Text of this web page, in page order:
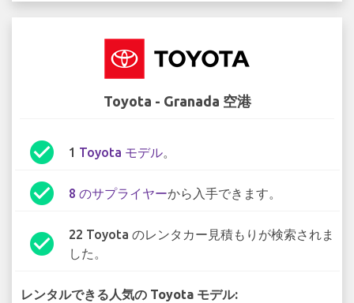
Toyota - Granada 空港
check_circle 1 Toyota モデル。
check_circle 8 のサプライヤーから入手できます。
check_circle
22 Toyota のレンタカー見積もりが検索されま
した。
レンタルできる人気の Toyota モデル: